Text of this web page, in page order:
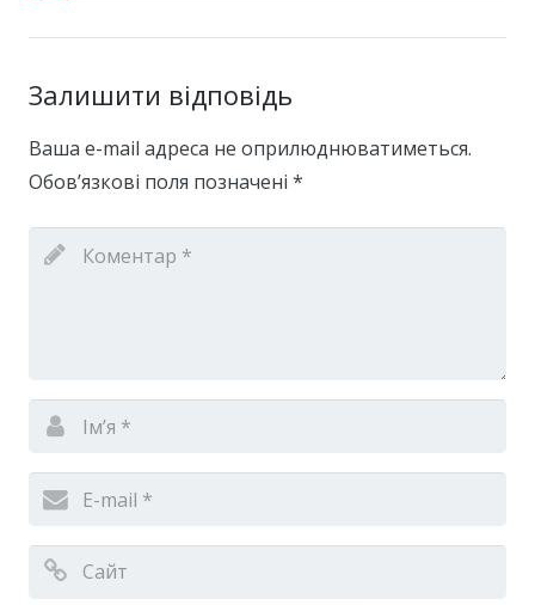
Залишити відповідь
Ваша e-mail адреса не оприлюднюватиметься.
Обов’язкові поля позначені *